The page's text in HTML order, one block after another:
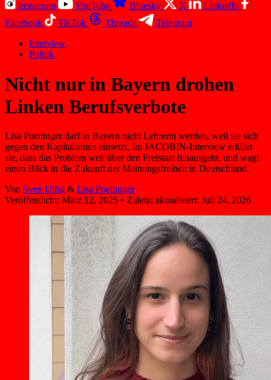
Instagram
YouTube Bluesky X
LinkedIn
Facebook
TikTok Threads
Telegram
Interview
Politik
Nicht nur in Bayern drohen
Linken Berufsverbote
Lisa Poettinger darf in Bayern nicht Lehrerin werden, weil sie sich
gegen den Kapitalismus einsetzt. Im JACOBIN-Interview erklärt
sie, dass das Problem weit über den Freistaat hinausgeht, und wagt
einen Blick in die Zukunft der Meinungsfreiheit in Deutschland.
Von Sven Ulfig & Lisa Poettinger
Veröffentlicht: März 12, 2025 • Zuletzt aktualisiert: Juli 24, 2026